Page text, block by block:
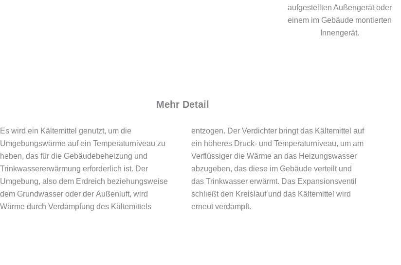
aufgestellten Außengerät oder
einem im Gebäude montierten
Innengerät.
Mehr Detail
Es wird ein Kältemittel genutzt, um die
Umgebungswärme auf ein Temperaturniveau zu
heben, das für die Gebäudebeheizung und
Trinkwassererwärmung erforderlich ist. Der
Umgebung, also dem Erdreich beziehungsweise
dem Grundwasser oder der Außenluft, wird
Wärme durch Verdampfung des Kältemittels
entzogen. Der Verdichter bringt das Kältemittel auf
ein höheres Druck- und Temperaturniveau, um am
Verflüssiger die Wärme an das Heizungswasser
abzugeben, das diese im Gebäude verteilt und
das Trinkwasser erwärmt. Das Expansionsventil
schließt den Kreislauf und das Kältemittel wird
erneut verdampft.